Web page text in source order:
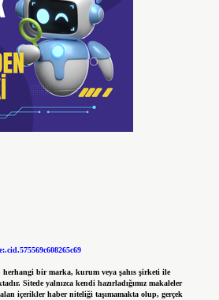
herhangi bir marka, kurum veya şahıs şirketi ile
Sitede yalnızca kendi hazırladığımız makaleler
içerikler haber niteliği taşımamakta olup, gerçek